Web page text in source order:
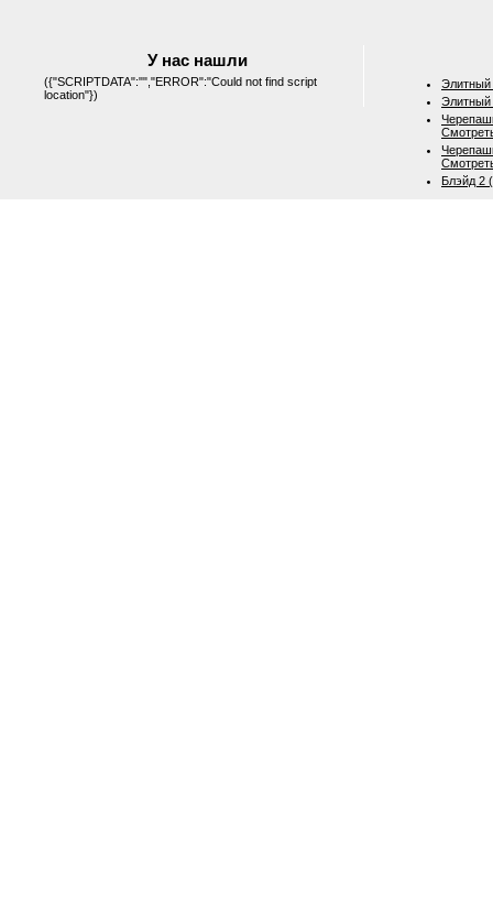
У нас нашли
({"SCRIPTDATA":"","ERROR":"Could not find script
location"})
Элитный
Элитный
Блэйд 2